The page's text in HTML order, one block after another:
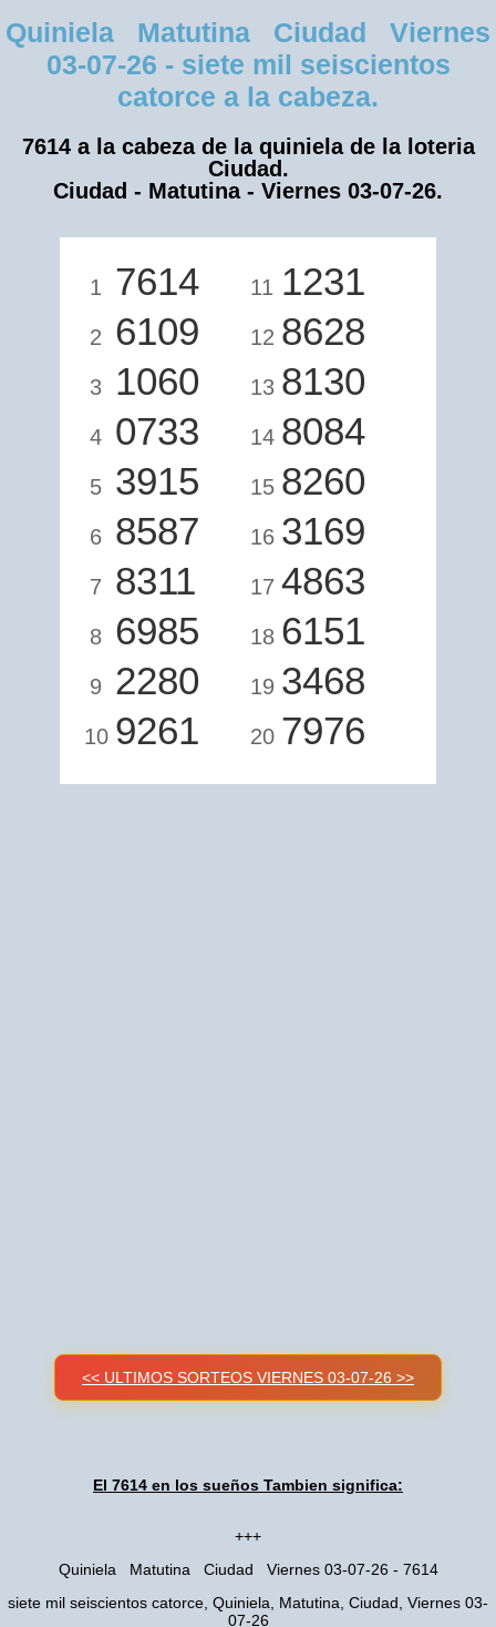
Quiniela Matutina Ciudad Viernes
03-07-26 - siete mil seiscientos
catorce a la cabeza.
7614 a la cabeza de la quiniela de la loteria
Ciudad.
Ciudad - Matutina - Viernes 03-07-26.
1 7614
2 6109
3 1060
4 0733
5 3915
6 8587
7 8311
8 6985
9 2280
10 9261
11 1231
12 8628
13 8130
14 8084
15 8260
16 3169
17 4863
18 6151
19 3468
20 7976
<< ULTIMOS SORTEOS VIERNES 03-07-26 >>
El 7614 en los sueños Tambien significa:
+++
Quiniela Matutina Ciudad Viernes 03-07-26 - 7614
siete mil seiscientos catorce, Quiniela, Matutina, Ciudad, Viernes 03-
07-26